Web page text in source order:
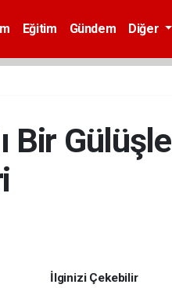
Eğitim Gündem Diğer
Bir Gülüşle
İlginizi Çekebilir